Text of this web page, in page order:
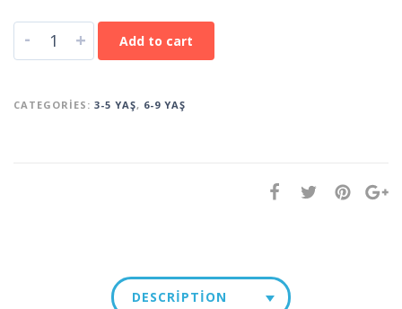
- + Add to cart
CATEGORIES: 3-5 YAŞ, 6-9 YAŞ
DESCRIPTION